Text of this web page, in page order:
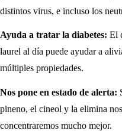
distintos virus, e incluso los
Ayuda a tratar la diabetes: El
laurel al día puede ayudar a
múltiples propiedades.
Nos pone en estado de alerta:
pineno, el cineol y la elimina
concentraremos mucho mejor.